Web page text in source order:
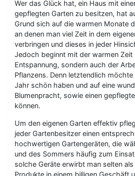
Wer das Glück hat, ein Haus mit
gepflegten Garten zu besitzen, hat
Grund sich auf die warmen Monate
an denen man viel Zeit in dem
verbringen und dieses in jeder
Jedoch beginnt mit der warmen Zeit
Entspannung, sondern auch der
Pflanzens. Denn letztendlich möchte
Jahr schön haben und auf eine
Blumenpracht, sowie einen
können.
Um den eigenen Garten effektiv
jeder Gartenbesitzer einen
hochwertigen Gartengeräten, die
und des Sommers häufig zum
solche Geräte erwirbt man selten
Produkte in einem billigen Geschäft